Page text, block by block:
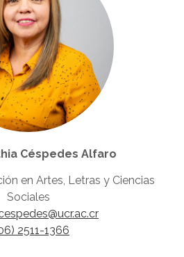
Céspedes Alfaro
en Artes, Letras y Ciencias
Sociales
2511-1366